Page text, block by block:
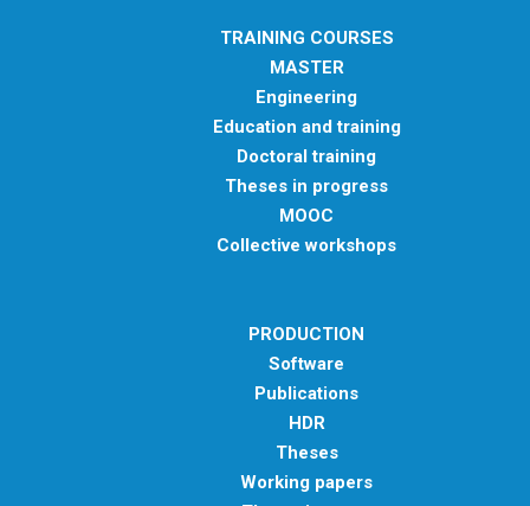
TRAINING COURSES
MASTER
Engineering
Education and training
Doctoral training
Theses in progress
MOOC
Collective workshops
PRODUCTION
Software
Publications
HDR
Theses
Working papers